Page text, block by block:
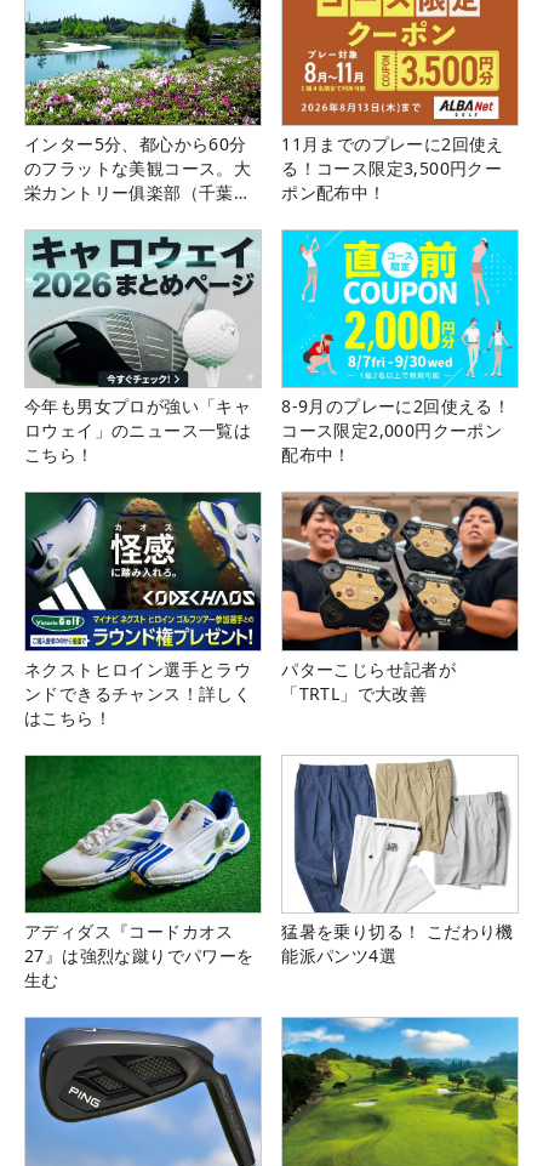
インター5分、都心から60分
のフラットな美観コース。大
栄カントリー俱楽部（千葉
11月までのプレーに2回使え
る！コース限定3,500円クー
ポン配布中！
今年も男女プロが強い「キャ
ロウェイ」のニュース一覧は
こちら！
8-9月のプレーに2回使える！
コース限定2,000円クーポン
配布中！
ネクストヒロイン選手とラウ
ンドできるチャンス！詳しく
はこちら！
パターこじらせ記者が
「TRTL」で大改善
アディダス『コードカオス
27』は強烈な蹴りでパワーを
生む
猛暑を乗り切る！ こだわり機
能派パンツ4選